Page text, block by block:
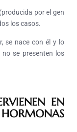
por el gen
los casos.
se nace con él y lo
se presenten los
EN